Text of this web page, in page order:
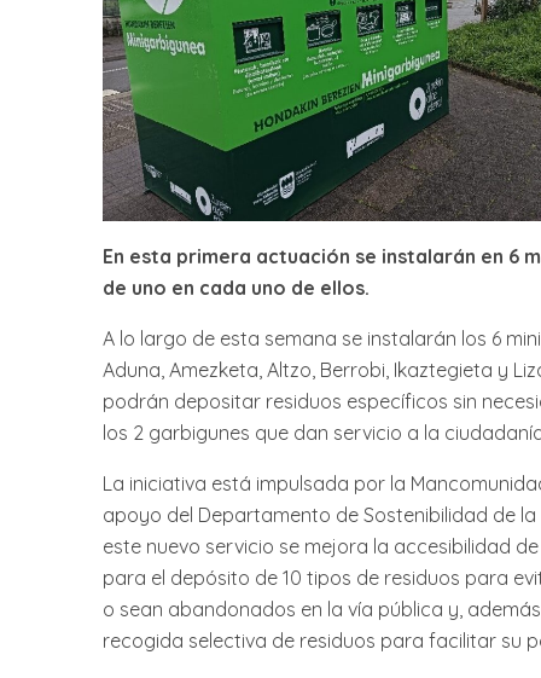
En esta primera actuación se instalarán en 6
de uno en cada uno de ellos.
A lo largo de esta semana se instalarán los 6
Aduna, Amezketa, Altzo, Berrobi, Ikaztegieta y
podrán depositar residuos específicos sin
los 2 garbigunes que dan servicio a la
La iniciativa está impulsada por la
apoyo del Departamento de Sostenibilidad de
este nuevo servicio se mejora la accesibilidad
para el depósito de 10 tipos de residuos para
o sean abandonados en la vía pública y,
recogida selectiva de residuos para facilitar su